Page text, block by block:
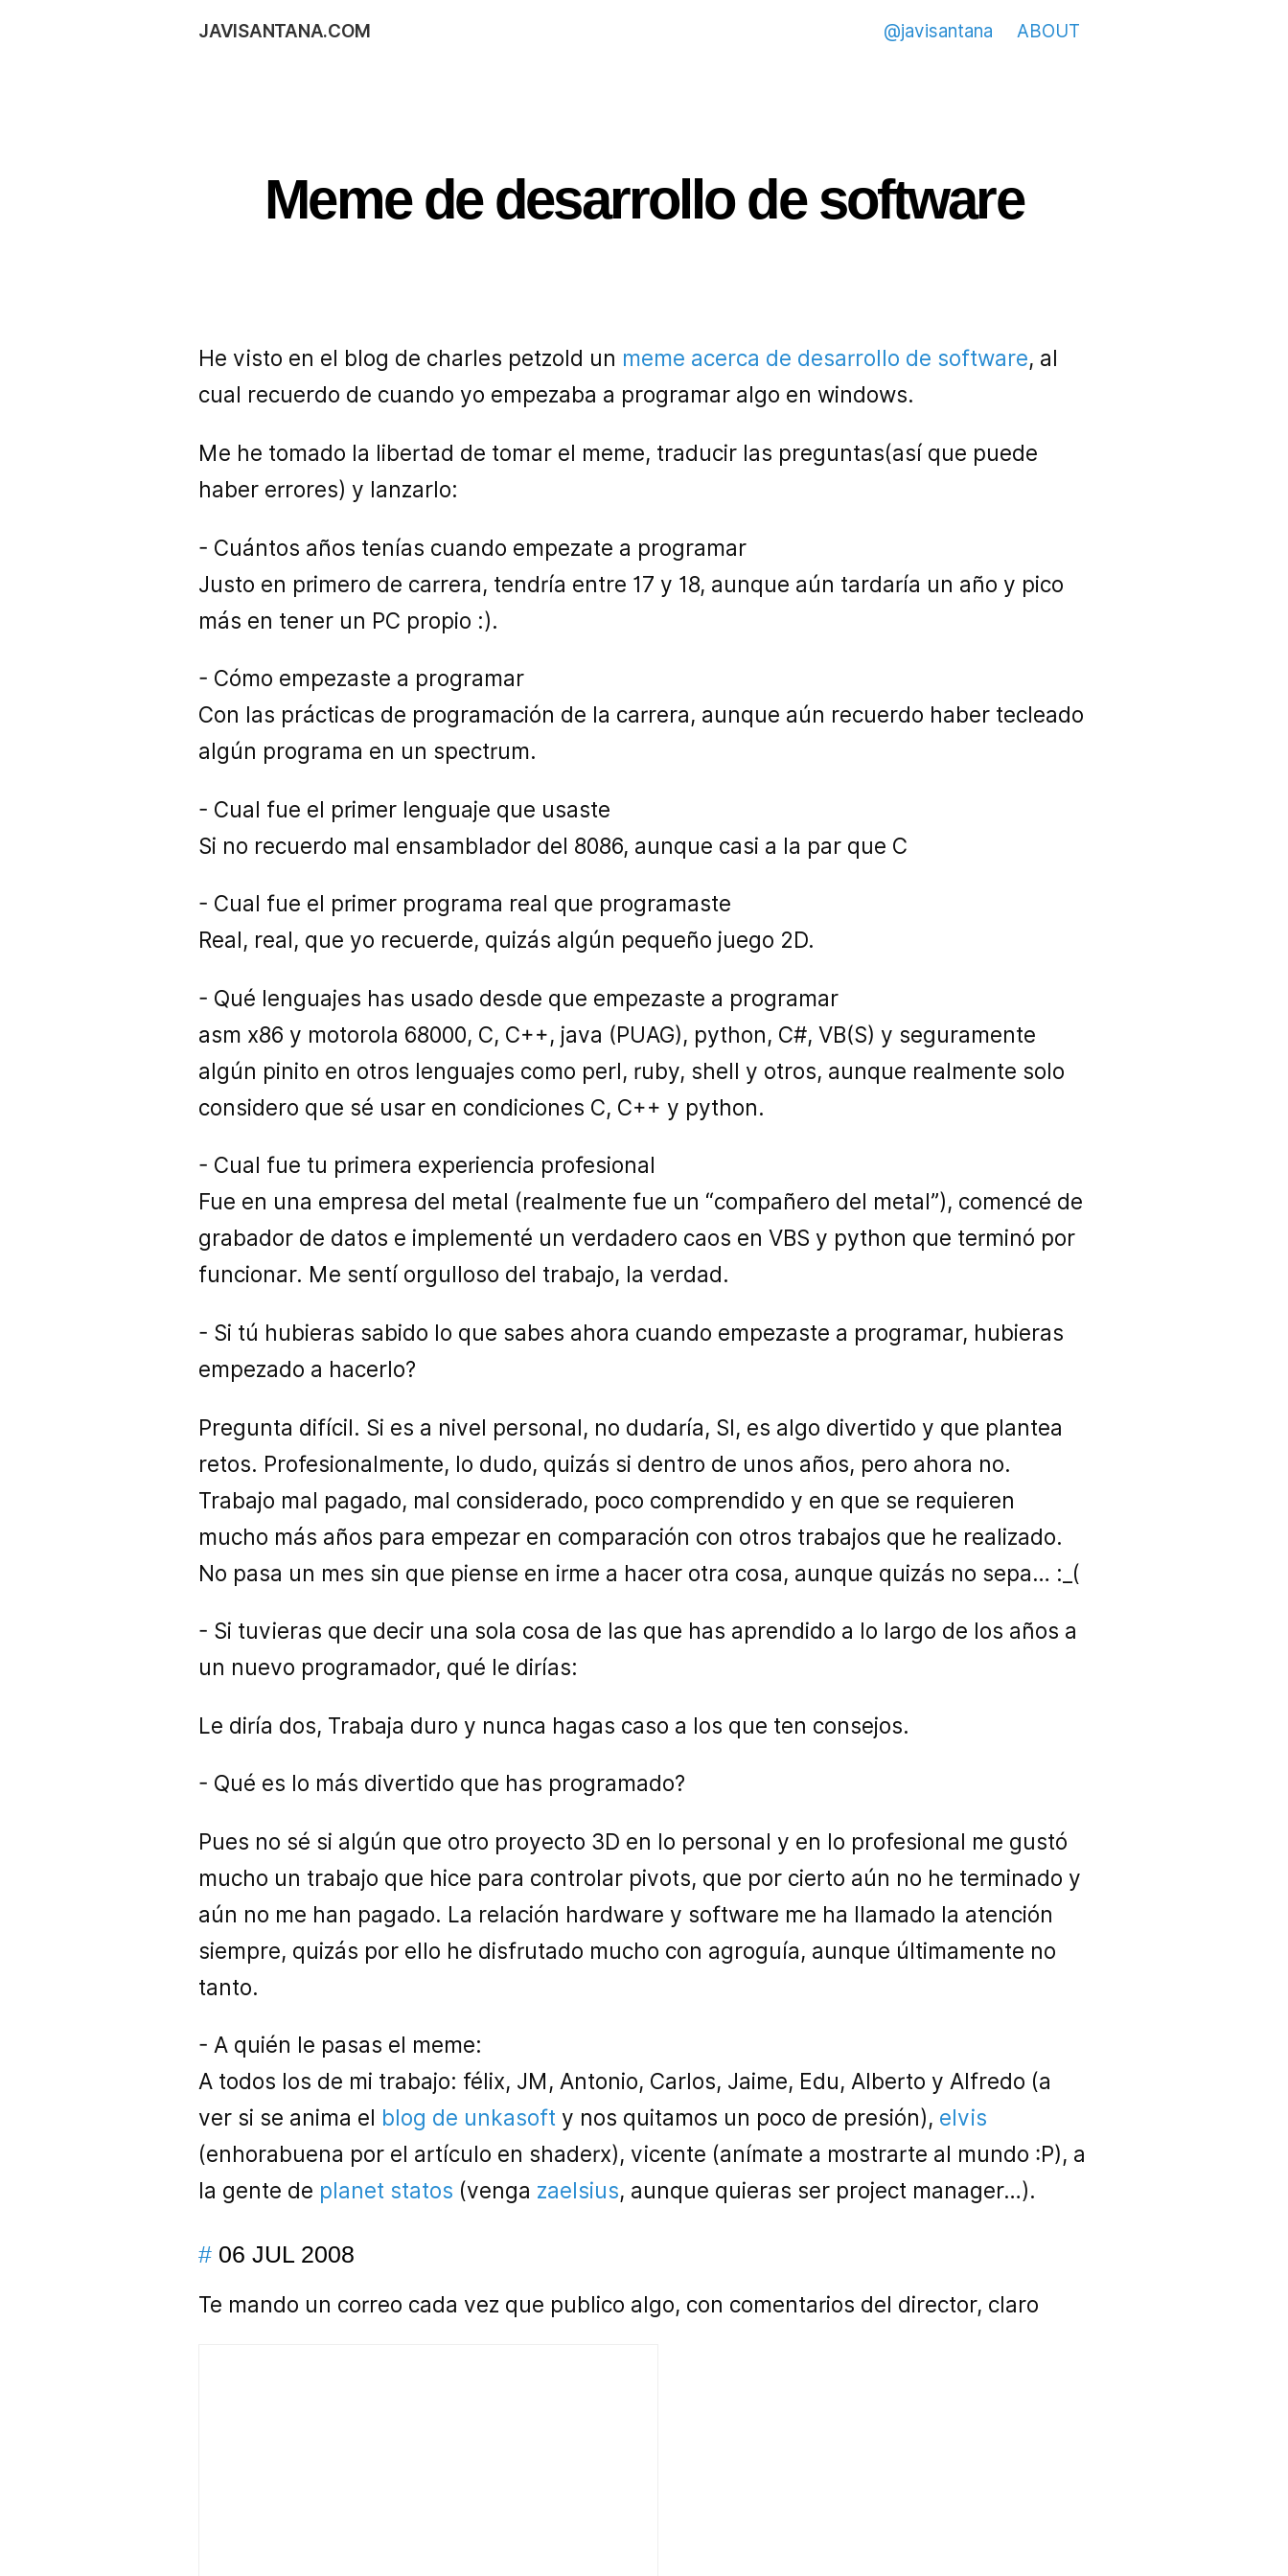
JAVISANTANA.COM @javisantana ABOUT
Meme de desarrollo de software
He visto en el blog de charles petzold un meme acerca de desarrollo de software, al
cual recuerdo de cuando yo empezaba a programar algo en windows.
Me he tomado la libertad de tomar el meme, traducir las preguntas(así que puede
haber errores) y lanzarlo:
- Cuántos años tenías cuando empezate a programar
Justo en primero de carrera, tendría entre 17 y 18, aunque aún tardaría un año y pico
más en tener un PC propio :).
- Cómo empezaste a programar
Con las prácticas de programación de la carrera, aunque aún recuerdo haber tecleado
algún programa en un spectrum.
- Cual fue el primer lenguaje que usaste
Si no recuerdo mal ensamblador del 8086, aunque casi a la par que C
- Cual fue el primer programa real que programaste
Real, real, que yo recuerde, quizás algún pequeño juego 2D.
- Qué lenguajes has usado desde que empezaste a programar
asm x86 y motorola 68000, C, C++, java (PUAG), python, C#, VB(S) y seguramente
algún pinito en otros lenguajes como perl, ruby, shell y otros, aunque realmente solo
considero que sé usar en condiciones C, C++ y python.
- Cual fue tu primera experiencia profesional
Fue en una empresa del metal (realmente fue un “compañero del metal”), comencé de
grabador de datos e implementé un verdadero caos en VBS y python que terminó por
funcionar. Me sentí orgulloso del trabajo, la verdad.
- Si tú hubieras sabido lo que sabes ahora cuando empezaste a programar, hubieras
empezado a hacerlo?
Pregunta difícil. Si es a nivel personal, no dudaría, SI, es algo divertido y que plantea
retos. Profesionalmente, lo dudo, quizás si dentro de unos años, pero ahora no.
Trabajo mal pagado, mal considerado, poco comprendido y en que se requieren
mucho más años para empezar en comparación con otros trabajos que he realizado.
No pasa un mes sin que piense en irme a hacer otra cosa, aunque quizás no sepa… :_(
- Si tuvieras que decir una sola cosa de las que has aprendido a lo largo de los años a
un nuevo programador, qué le dirías:
Le diría dos, Trabaja duro y nunca hagas caso a los que ten consejos.
- Qué es lo más divertido que has programado?
Pues no sé si algún que otro proyecto 3D en lo personal y en lo profesional me gustó
mucho un trabajo que hice para controlar pivots, que por cierto aún no he terminado y
aún no me han pagado. La relación hardware y software me ha llamado la atención
siempre, quizás por ello he disfrutado mucho con agroguía, aunque últimamente no
tanto.
- A quién le pasas el meme:
A todos los de mi trabajo: félix, JM, Antonio, Carlos, Jaime, Edu, Alberto y Alfredo (a
ver si se anima el blog de unkasoft y nos quitamos un poco de presión), elvis
(enhorabuena por el artículo en shaderx), vicente (anímate a mostrarte al mundo :P), a
la gente de planet statos (venga zaelsius, aunque quieras ser project manager…).
# 06 JUL 2008
Te mando un correo cada vez que publico algo, con comentarios del director, claro